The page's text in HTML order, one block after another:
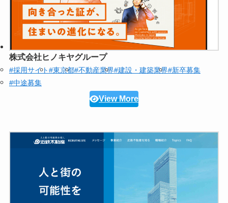
株式会社ヒノキヤグループ
#採用サイト#東京都#不動産業界#建設・建築業界#新卒募集
#中途募集
View More